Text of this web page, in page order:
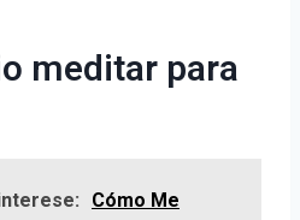
meditar para
Cómo Me